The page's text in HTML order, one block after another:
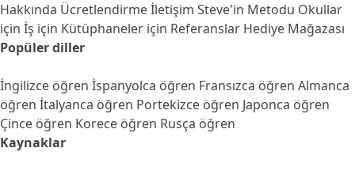
Hakkında Ücretlendirmeİletişim Steve'in Metodu Okullar
için İş için Kütüphaneler için Referanslar Hediye Mağazası
Popüler diller
İngilizce öğren İspanyolca öğren Fransızca öğren Almanca
öğren İtalyanca öğren Portekizce öğren Japonca öğren
Çince öğren Korece öğren Rusça öğren
Kaynaklar